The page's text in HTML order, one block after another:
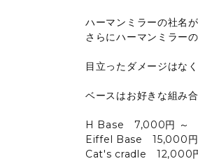
ハーマンミラーの社名
さらにハーマンミラー
目立ったダメージはな
ベースはお好きな組み
H Base 7,000円 ～
Eiffel Base 15,000円
Cat's cradle 12,000